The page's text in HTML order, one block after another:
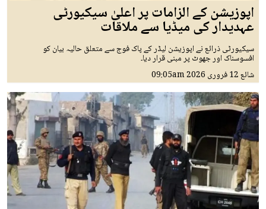
اپوزیشن کے الزامات پر اعلیٰ سیکیورٹی
عہدیدار کی میڈیا سے ملاقات
سیکیورٹی ذرائع نے اپوزیشن لیڈر کے پاک فوج سے متعلق حالیہ بیان کو
افسوسناک اور جھوٹ پر مبنی قرار دیا۔
شائع12 فروری 2026 09:05am